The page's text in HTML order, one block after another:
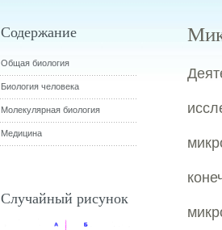
Содержание
Общая биология
Биология человека
Молекулярная биология
Медицина
Случайный рисунок